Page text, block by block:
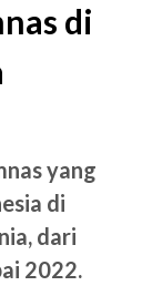
di
yang
di
dari
2022.